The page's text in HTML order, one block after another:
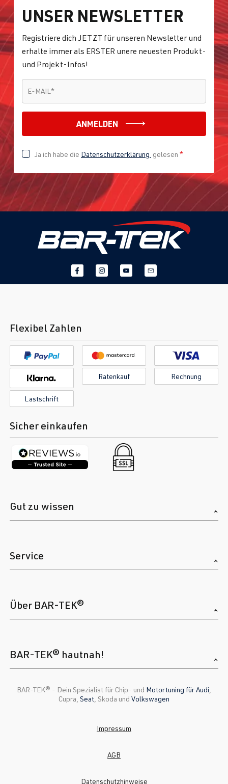
UNSER NEWSLETTER
Registriere dich JETZT für unseren Newsletter und
erhalte immer als ERSTER unere neuesten Produkt-
und Projekt-Infos!
E-MAIL *
ANMELDEN
Ja ich habe die Datenschutzerklärung gelesen *
Flexibel Zahlen
Ratenkauf Rechnung
Lastschrift
Sicher einkaufen
Gut zu wissen
Service
Über BAR-TEK®
BAR-TEK® hautnah!
BAR-TEK®️ - Dein Spezialist für Chip- und Motortuning für Audi
Cupra, Seat , Skoda und Volkswagen
Impressum
AGB
Datenschutzhinweise